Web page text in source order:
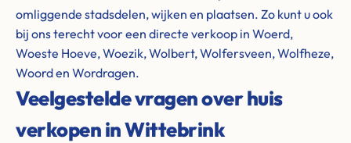
omliggende stadsdelen, wijken en plaatsen. Zo kunt u ook
bij ons terecht voor een directe verkoop in Woerd,
Woeste Hoeve, Woezik, Wolbert, Wolfersveen, Wolfheze,
Woord en Wordragen.
Veelgestelde vragen over huis
verkopen in Wittebrink